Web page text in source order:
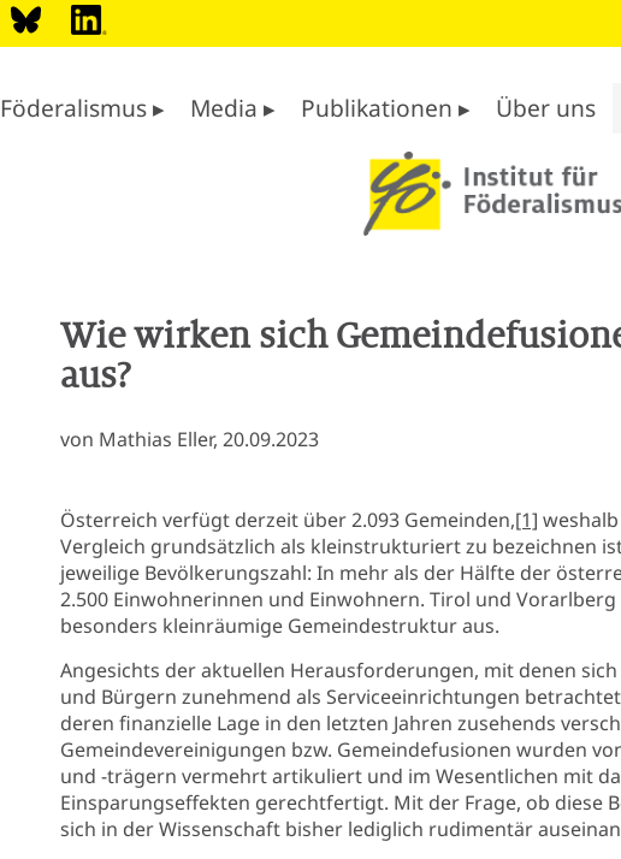
Föderalismus ▸ Media ▸ Publikationen ▸ Über uns
Wie wirken sich
aus?
von Mathias Eller, 20.09.2023
Österreich verfügt derzeit über 2.093 Gemeinden,[1]
Vergleich grundsätzlich als kleinstrukturiert zu bezeichnen
jeweilige Bevölkerungszahl: In mehr als der Hälfte der
2.500 Einwohnerinnen und Einwohnern. Tirol und
besonders kleinräumige Gemeindestruktur aus.
Angesichts der aktuellen Herausforderungen, mit denen
und Bürgern zunehmend als Serviceeinrichtungen
deren finanzielle Lage in den letzten Jahren zusehends
Gemeindevereinigungen bzw. Gemeindefusionen wurden
und -trägern vermehrt artikuliert und im Wesentlichen mit
Einsparungseffekten gerechtfertigt. Mit der Frage, ob diese
sich in der Wissenschaft bisher lediglich rudimentär